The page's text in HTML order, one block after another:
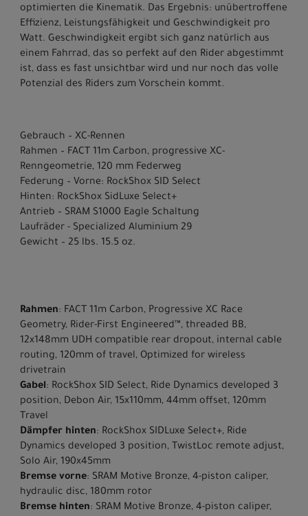
optimierten die Kinematik. Das Ergebnis: unübertroffene
Effizienz, Leistungsfähigkeit und Geschwindigkeit pro
Watt. Geschwindigkeit ergibt sich ganz natürlich aus
einem Fahrrad, das so perfekt auf den Rider abgestimmt
ist, dass es fast unsichtbar wird und nur noch das volle
Potenzial des Riders zum Vorschein kommt.
Gebrauch – XC-Rennen
Rahmen – FACT 11m Carbon, progressive XC-
Renngeometrie, 120 mm Federweg
Federung – Vorne: RockShox SID Select
Hinten: RockShox SidLuxe Select+
Antrieb – SRAM S1000 Eagle Schaltung
Laufräder - Specialized Aluminium 29
Gewicht – 25 lbs. 15.5 oz.
Rahmen: FACT 11m Carbon, Progressive XC Race
Geometry, Rider-First Engineered™, threaded BB,
12x148mm UDH compatible rear dropout, internal cable
routing, 120mm of travel, Optimized for wireless
drivetrain
Gabel: RockShox SID Select, Ride Dynamics developed 3
position, Debon Air, 15x110mm, 44mm offset, 120mm
Travel
Dämpfer hinten: RockShox SIDLuxe Select+, Ride
Dynamics developed 3 position, TwistLoc remote adjust,
Solo Air, 190x45mm
Bremse vorne: SRAM Motive Bronze, 4-piston caliper,
hydraulic disc, 180mm rotor
Bremse hinten: SRAM Motive Bronze, 4-piston caliper,